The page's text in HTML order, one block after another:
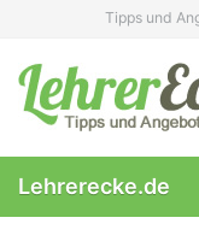
content
Tipps und
Lehrerecke.de